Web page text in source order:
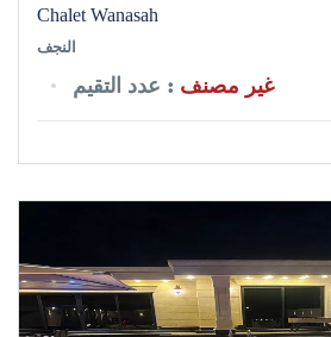
Chalet Wanasah
النجف
غير مصنف : عدد التقيم